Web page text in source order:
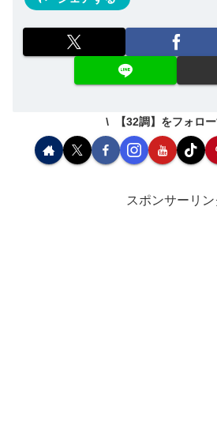
【32調】をフォロ
スポンサーリン